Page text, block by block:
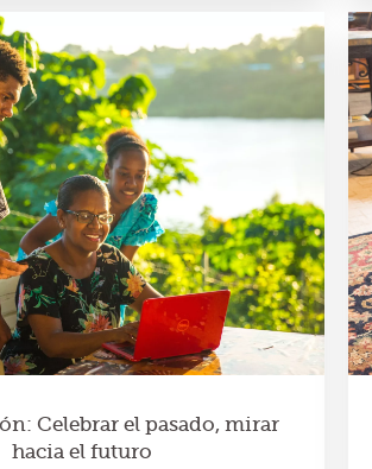
Celebrar el pasado, mirar
hacia el futuro